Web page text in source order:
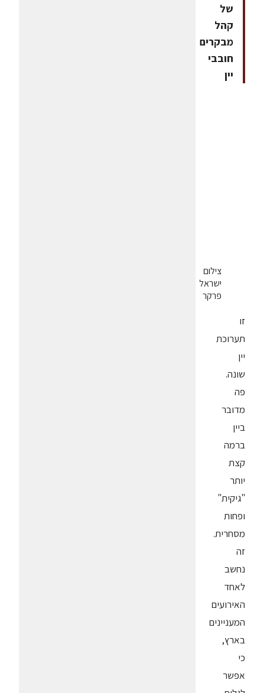
של
קהל
מבקרים
חובבי
יין
צילום
ישראל
פרקר
זו
תערוכת
יין
שונה.
פה
מדובר
ביין
ברמה
קצת
יותר
"גיקית"
ופחות
מסחרית.
זה
נחשב
לאחד
האירועים
המעניינים
בארץ,
כי
אפשר